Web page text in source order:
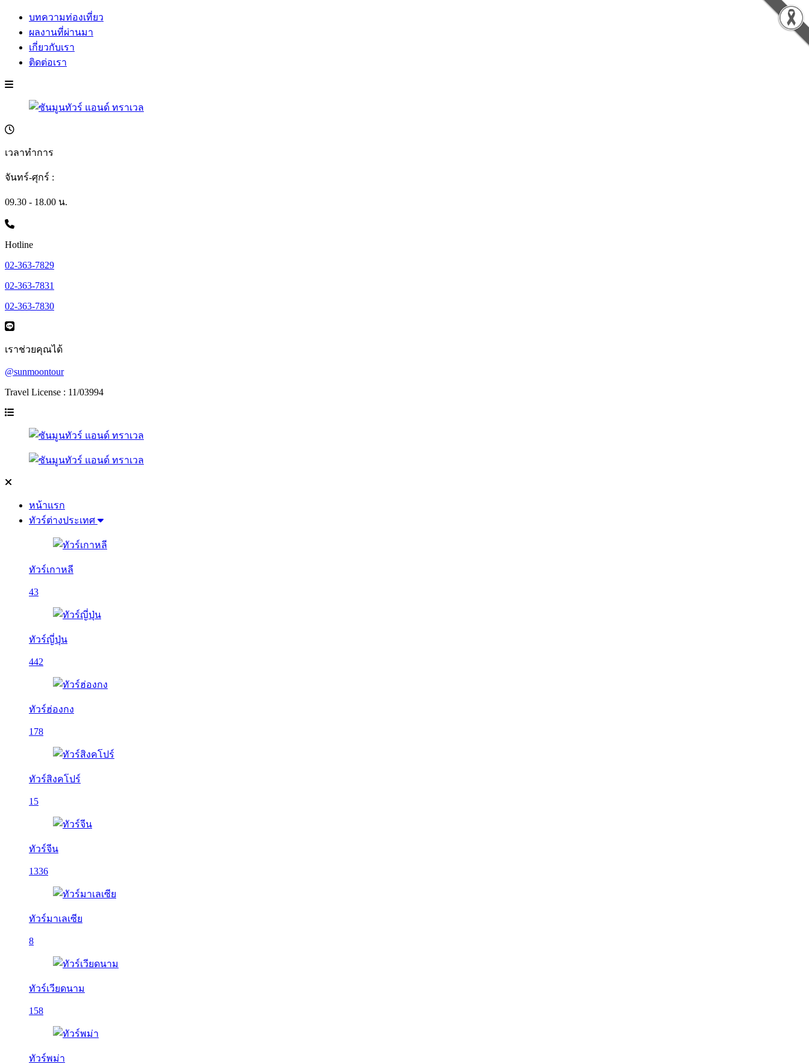
บทความท่องเที่ยว
ผลงานที่ผ่านมา
เกี่ยวกับเรา
ติดต่อเรา
เวลาทำการ
จันทร์-ศุกร์ :
09.30 - 18.00 น.
Hotline
02-363-7829
02-363-7831
02-363-7830
เราช่วยคุณได้
@sunmoontour
Travel License : 11/03994
หน้าแรก
ทัวร์ต่างประเทศ
ทัวร์เกาหลี
43
ทัวร์ญี่ปุ่น
442
ทัวร์ฮ่องกง
178
ทัวร์สิงคโปร์
15
ทัวร์จีน
1336
ทัวร์มาเลเซีย
8
ทัวร์เวียดนาม
158
ทัวร์พม่า